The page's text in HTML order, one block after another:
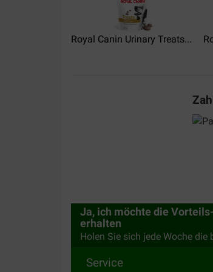
Royal Canin Urinary Treats...
Ja, ich möchte die
erhalten
Holen Sie sich jede Woche die
Service